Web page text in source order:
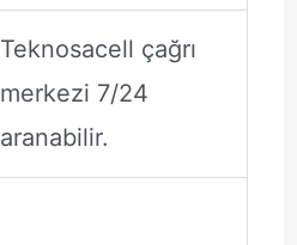
Teknosacell çağrı
merkezi 7/24
aranabilir.